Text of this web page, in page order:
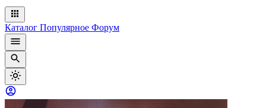
Каталог Популярное Форум